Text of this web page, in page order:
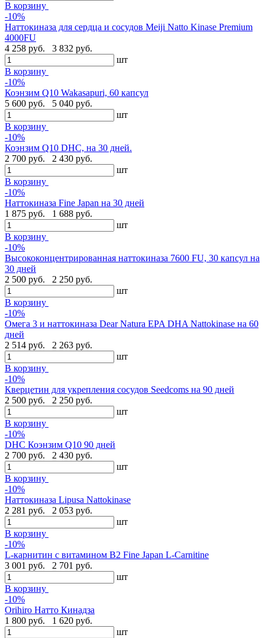
В корзину
-10%
Наттокиназа для сердца и сосудов Meiji Natto Kinase Premium
4000FU
4 258 руб.
3 832 руб.
шт
В корзину
-10%
Коэнзим Q10 Wakasapuri, 60 капсул
5 600 руб.
5 040 руб.
шт
В корзину
-10%
Коэнзим Q10 DHC, на 30 дней.
2 700 руб.
2 430 руб.
шт
В корзину
-10%
Наттокиназа Fine Japan на 30 дней
1 875 руб.
1 688 руб.
шт
В корзину
-10%
Высококонцентрированная наттокиназа 7600 FU, 30 капсул на
30 дней
2 500 руб.
2 250 руб.
шт
В корзину
-10%
Омега 3 и наттокиназа Dear Natura EPA DHA Nattokinase на 60
дней
2 514 руб.
2 263 руб.
шт
В корзину
-10%
Кверцетин для укрепления сосудов Seedcoms на 90 дней
2 500 руб.
2 250 руб.
шт
В корзину
-10%
DHC Коэнзим Q10 90 дней
2 700 руб.
2 430 руб.
шт
В корзину
-10%
Наттокиназа Lipusa Nattokinase
2 281 руб.
2 053 руб.
шт
В корзину
-10%
L-карнитин с витамином В2 Fine Japan L-Carnitine
3 001 руб.
2 701 руб.
шт
В корзину
-10%
Orihiro Натто Кинадза
1 800 руб.
1 620 руб.
шт